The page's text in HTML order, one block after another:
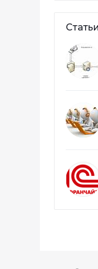
Статьи